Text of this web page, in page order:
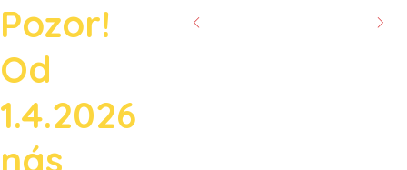
Pozor!
Od
1.4.2026
nás